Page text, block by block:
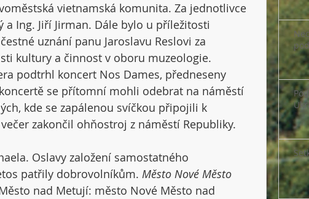
vietnamská komunita. Za jednotlivce
a Ing. Jiří Jirman. Dále bylo u příležitosti
uznání panu Jaroslavu Reslovi za
kultury a činnost v oboru muzeologie.
podtrhl koncert Nos Dames, předneseny
se přítomní mohli odebrat na náměstí
kde se zapálenou svíčkou připojili k
zakončil ohňostroj z náměstí Republiky.
Oslavy založení samostatného
patřily dobrovolníkům. Město Nové Město
nad Metují: město Nové Město nad